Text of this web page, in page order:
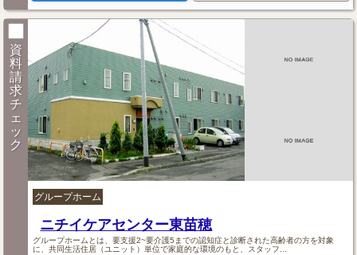
資
料
請
求
チ
ェ
ッ
ク
グループホーム
ニチイケアセンター東苗穂
グループホームとは、要支援2~要介護5までの認知症と診断された高齢者の方を対象
に、共同生活住居（ユニット）単位で家庭的な環境のもと、スタッフ...